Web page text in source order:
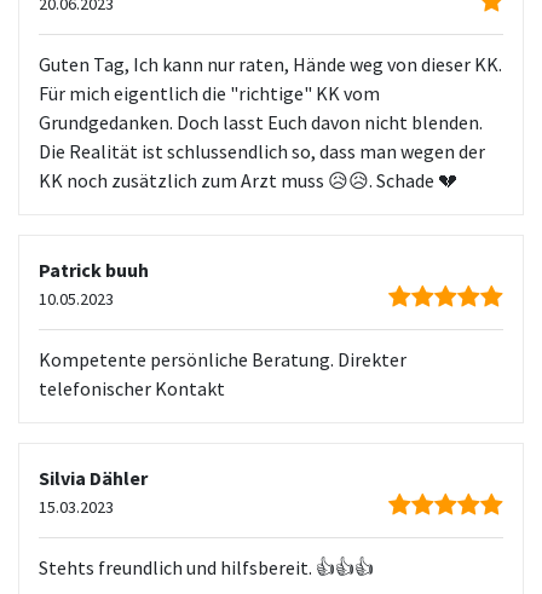
Guten Tag, Ich kann nur raten, Hände weg von dieser KK.
Für mich eigentlich die "richtige" KK vom
Grundgedanken. Doch lasst Euch davon nicht blenden.
Die Realität ist schlussendlich so, dass man wegen der
KK noch zusätzlich zum Arzt muss 😥😥. Schade 💔
Patrick buuh
10.05.2023
Kompetente persönliche Beratung. Direkter
telefonischer Kontakt
Silvia Dähler
15.03.2023
Stehts freundlich und hilfsbereit. 👍👍👍